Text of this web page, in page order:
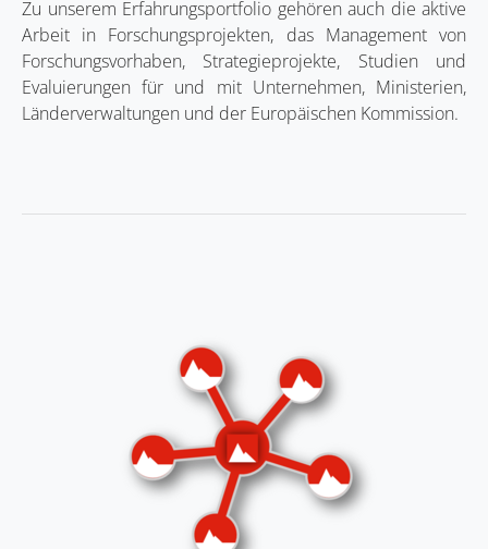
Zu unserem Erfahrungsportfolio gehören auch die aktive
Arbeit in Forschungsprojekten, das Management von
Forschungsvorhaben, Strategieprojekte, Studien und
Evaluierungen für und mit Unternehmen, Ministerien,
Länderverwaltungen und der Europäischen Kommission.